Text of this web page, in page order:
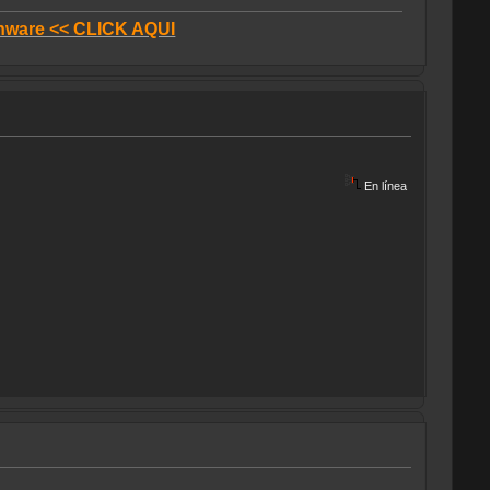
<< CLICK AQUI
En línea